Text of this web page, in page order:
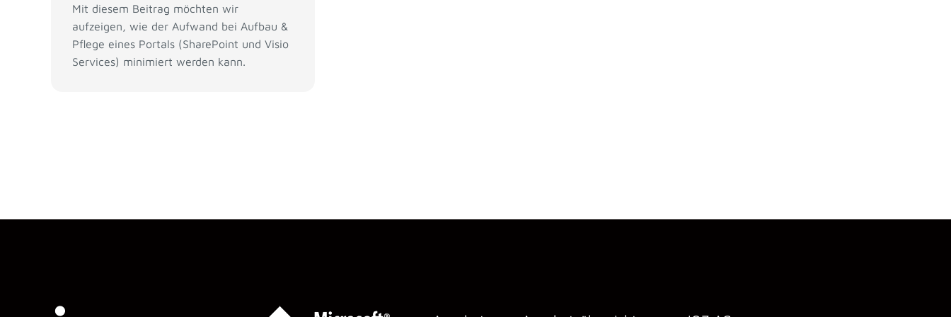
Mit diesem Beitrag möchten wir
aufzeigen, wie der Aufwand bei Aufbau &
Pflege eines Portals (SharePoint und Visio
Services) minimiert werden kann.